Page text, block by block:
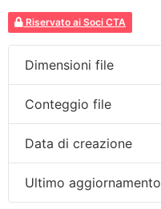
Riservato ai Soci CTA
Dimensioni file
Conteggio file
Data di creazione
Ultimo aggiornamento